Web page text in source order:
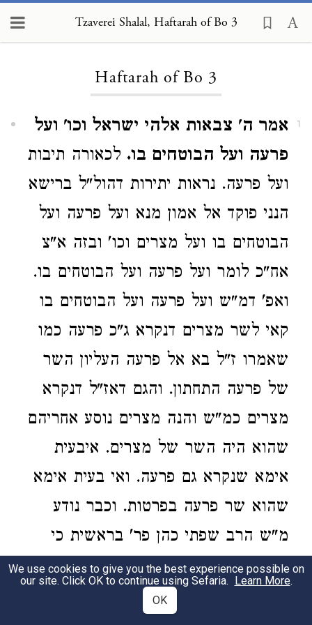
Tzaverei Shalal, Haftarah of Bo 3
Haftarah of Bo 3
1
אמר ה' צבאות אלהי ישראל וכו' ועל
פרעה ועל הבוטחים בו. לכאורה תיבות
ועל פרעה. נראות יתירות דהול"ל ברישא
הנני פוקד אל אמון מנא ועל פרעה ועל
הבוטחים בו ועל מצרים וכו' ובזה א"צ
אח"כ לומר ועל פרעה ועל הבוטחים בו.
ואפ' דמ"ש ועל פרעה ועל הבוטחים בו
קאי לשר מצרים דנקרא ג"כ פרעה כמו
שאמרו ז"ל בא אל פרעה העליון השר
של פרעה התחתון. והגם דאז"ל דנקרא
מצרים כמ"ש והנה מצרים נוסע אחריהם
שהוא היה השר של מצרים. איבעית
אימא שנקרא גם פרעה. ואי בעית אימא
שהוא שר פרעה בפרטות. וכבר נודע
מ"ש הרב שפתי כהן פר' בראשית כי
פרעה גימטריא נחש עם ג' תיבות פרעה
מלך מצרים ע"ש וז"ש הנני פוקד וכו'
We use cookies to give you the best experience possible on
our site. Click OK to continue using Sefaria. Learn More.
OK